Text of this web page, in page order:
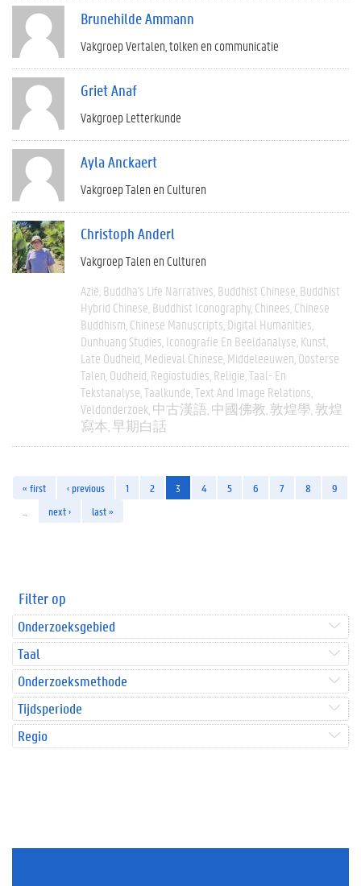
Brunehilde Ammann
Vakgroep Vertalen, tolken en communicatie
Griet Anaf
Vakgroep Letterkunde
Ayla Anckaert
Vakgroep Talen en Culturen
Christoph Anderl
Vakgroep Talen en Culturen
Azië Buddha's Life Narratives Buddhist Chinese Buddhist
Hybrid Chinese Buddhist Iconography Chinees Chinese
Buddhism Chinese Manuscripts Digital Humanities
Dunhuang Studies Iconografie En Beeldanalyse Kunst
Late Oudheid Medieval Chinese Middeleeuwen Oosterse
Talen Oudheid Regiostudies Religie Taal- En
Tekstanalyse Taalkunde Text And Image Relations
Veldonderzoek 中古漢語 中國佛教 敦煌學 敦煌
寫本 早期白話
« first ‹ previous 1 2 3 4 5 6 7 8
9
next › last »
Filter op
Onderzoeksgebied
Taal
Onderzoeksmethode
Tijdsperiode
Regio